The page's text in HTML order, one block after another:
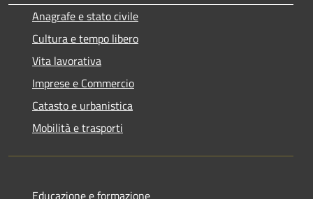
Anagrafe e stato civile
Cultura e tempo libero
Vita lavorativa
Imprese e Commercio
Catasto e urbanistica
Mobilità e trasporti